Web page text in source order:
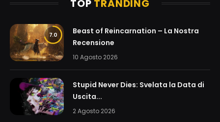
TOP TRANDING
7.0
Beast of Reincarnation – La Nostra
Recensione
10 Agosto 2026
Stupid Never Dies: Svelata la Data di
Uscita...
2 Agosto 2026